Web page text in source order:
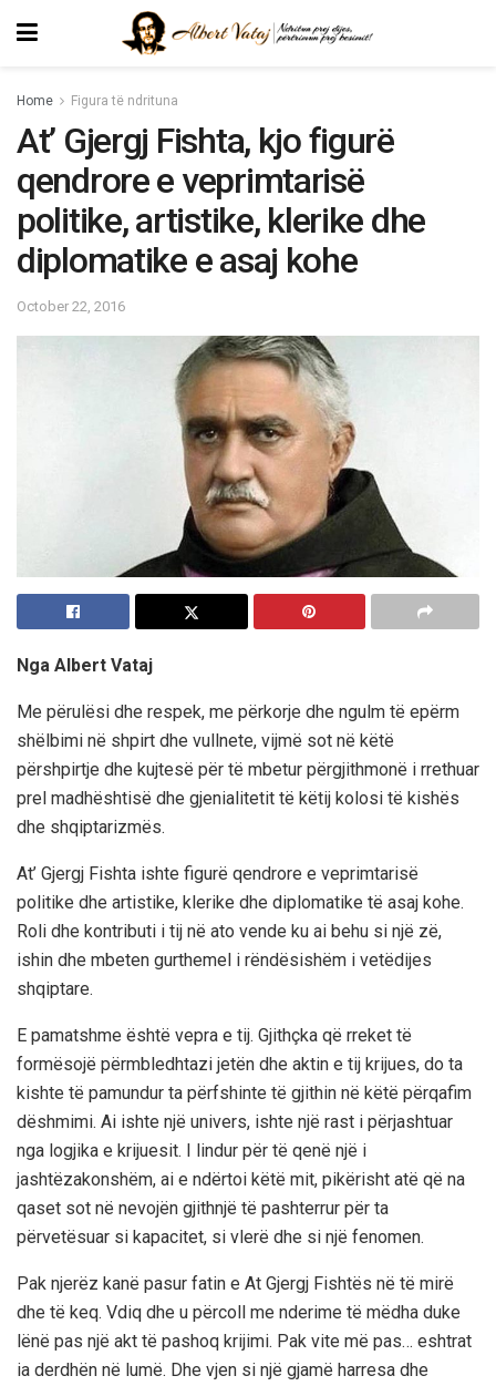
Home Figura të ndrituna
At’ Gjergj Fishta, kjo figurë
qendrore e veprimtarisë
politike, artistike, klerike dhe
diplomatike e asaj kohe
October 22, 2016
Nga Albert Vataj
Me përulësi dhe respek, me përkorje dhe ngulm të epërm
shëlbimi në shpirt dhe vullnete, vijmë sot në këtë
përshpirtje dhe kujtesë për të mbetur përgjithmonë i rrethuar
prel madhështisë dhe gjenialitetit të këtij kolosi të kishës
dhe shqiptarizmës.
At’ Gjergj Fishta ishte figurë qendrore e veprimtarisë
politike dhe artistike, klerike dhe diplomatike të asaj kohe.
Roli dhe kontributi i tij në ato vende ku ai behu si një zë,
ishin dhe mbeten gurthemel i rëndësishëm i vetëdijes
shqiptare.
E pamatshme është vepra e tij. Gjithçka që rreket të
formësojë përmbledhtazi jetën dhe aktin e tij krijues, do ta
kishte të pamundur ta përfshinte të gjithin në këtë përqafim
dëshmimi. Ai ishte një univers, ishte një rast i përjashtuar
nga logjika e krijuesit. I lindur për të qenë një i
jashtëzakonshëm, ai e ndërtoi këtë mit, pikërisht atë që na
qaset sot në nevojën gjithnjë të pashterrur për ta
përvetësuar si kapacitet, si vlerë dhe si një fenomen.
Pak njerëz kanë pasur fatin e At Gjergj Fishtës në të mirë
dhe të keq. Vdiq dhe u përcoll me nderime të mëdha duke
lënë pas një akt të pashoq krijimi. Pak vite më pas… eshtrat
ia derdhën në lumë. Dhe vjen si një gjamë harresa dhe